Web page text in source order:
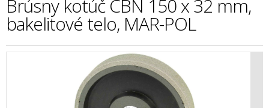
Brúsny kotúč CBN 150 x 32 mm,
bakelitové telo, MAR-POL